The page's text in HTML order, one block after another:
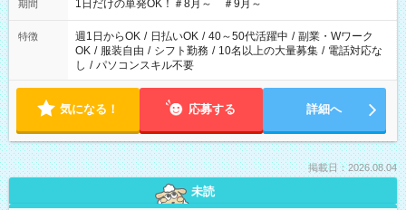
期間 1日だけの単発OK！＃8月～ ＃9月～
特徴 週1日からOK / 日払いOK / 40～50代活躍中 / 副業・Wワーク
OK / 服装自由 / シフト勤務 / 10名以上の大量募集 / 電話対応な
し / パソコンスキル不要
気になる！ 応募する 詳細へ
掲載日：2026.08.04
未読